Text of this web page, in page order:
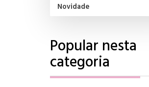
Novidade
Popular nesta
categoria